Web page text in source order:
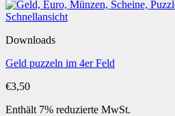
Schnellansicht
Downloads
Geld puzzeln im 4er Feld
€3,50
Enthält 7% reduzierte MwSt.